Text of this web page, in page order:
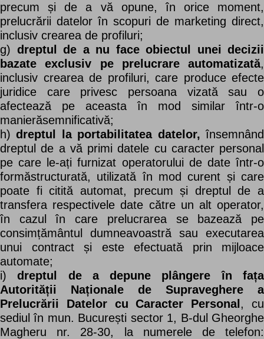
precum și de a vă opune, în orice moment,
prelucrării datelor în scopuri de marketing direct,
inclusiv crearea de profiluri;
g) dreptul de a nu face obiectul unei decizii
bazate exclusiv pe prelucrare automatizată,
inclusiv crearea de profiluri, care produce efecte
juridice care privesc persoana vizată sau o
afectează pe aceasta în mod similar într-o
manierăsemnificativă;
h)dreptul la portabilitatea datelor, însemnând
dreptul de a vă primi datele cu caracter personal
pe care le-ați furnizat operatorului de date într-o
formăstructurată, utilizată în mod curent și care
poate fi citită automat, precum și dreptul de a
transfera respectivele date către un alt operator,
în cazul în care prelucrarea se bazează pe
consimțământul dumneavoastră sau executarea
unui contract și este efectuată prin mijloace
automate;
i)dreptul de a depune plângere în fața
Autorității Naționale de Supraveghere a
Prelucrării Datelor cu Caracter Personal , cu
sediul în mun. București sector 1, B-dul Gheorghe
Magheru nr. 28-30, la numerele de telefon: